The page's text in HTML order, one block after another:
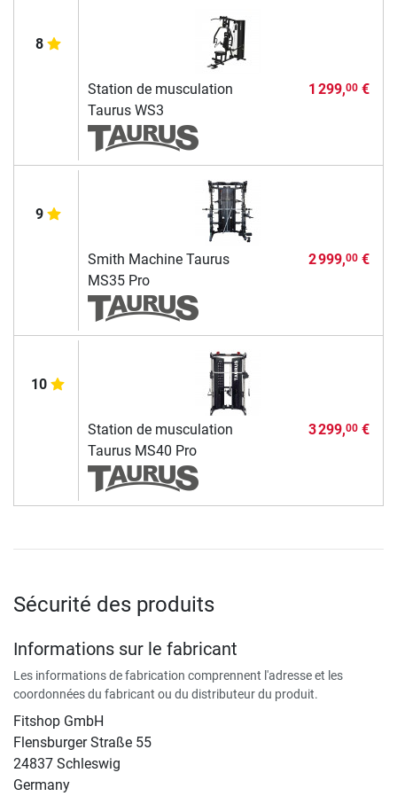
8
Station de musculation
Taurus WS3
1 299,00€
9
Smith Machine Taurus
MS35 Pro
2 999,00€
10
Station de musculation
Taurus MS40 Pro
3 299,00€
Sécurité des produits
Informations sur le fabricant
Les informations de fabrication comprennent l'adresse et les
coordonnées du fabricant ou du distributeur du produit.
Fitshop GmbH
Flensburger Straße 55
24837 Schleswig
Germany